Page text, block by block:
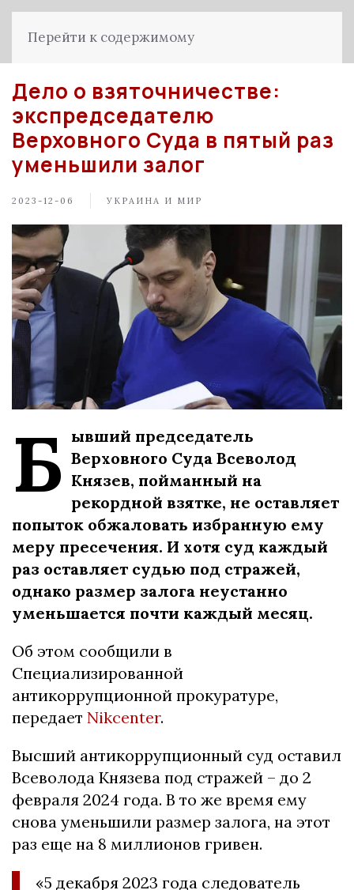
Перейти к содержимому
Дело о взяточничестве:
экспредседателю
Верховного Суда в пятый раз
уменьшили залог
2023-12-06 УКРАИНА И МИР
Б ывший председатель
Верховного Суда Всеволод
Князев, пойманный на
рекордной взятке, не оставляет
попыток обжаловать избранную ему
меру пресечения. И хотя суд каждый
раз оставляет судью под стражей,
однако размер залога неустанно
уменьшается почти каждый месяц.
Об этом сообщили в
Специализированной
антикоррупционной прокуратуре,
передает Nikcenter.
Высший антикоррупционный суд оставил
Всеволода Князева под стражей – до 2
февраля 2024 года. В то же время ему
снова уменьшили размер залога, на этот
раз еще на 8 миллионов гривен.
«5 декабря 2023 года следователь